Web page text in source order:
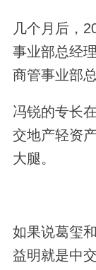
几个月后，
事业部总经
商管事业部总
冯锐的专长
交地产轻资
大腿。
如果说葛玺
益明就是中